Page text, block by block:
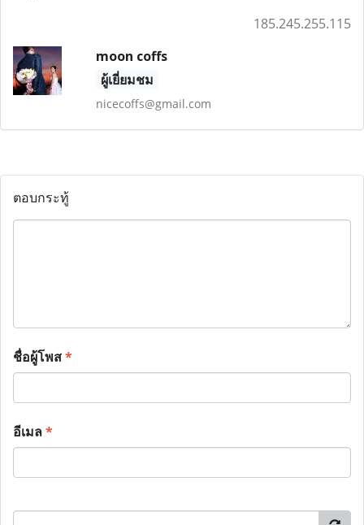
185.245.255.115
moon coffs
ผู้เยี่ยมชม
nicecoffs@gmail.com
ตอบกระทู้
ชื่อผู้โพส*
อีเมล*